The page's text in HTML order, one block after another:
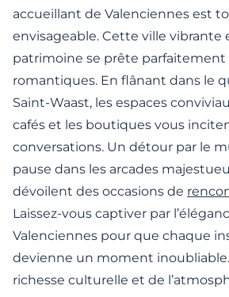
accueillant de Valenciennes est
envisageable. Cette ville vibrante
patrimoine se prête parfaitement
romantiques. En flânant dans le
Saint-Waast, les espaces
cafés et les boutiques vous
conversations. Un détour par le
pause dans les arcades
dévoilent des occasions de
Laissez-vous captiver par
Valenciennes pour que chaque
devienne un moment
richesse culturelle et de